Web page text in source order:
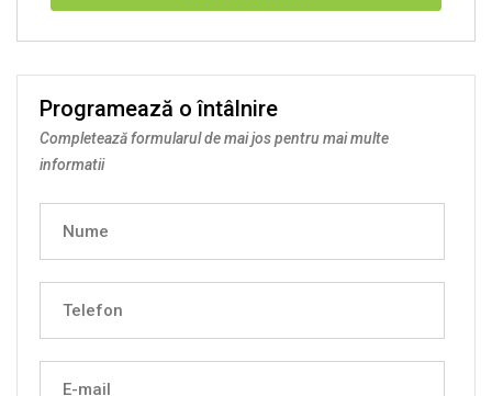
Programează o întâlnire
Completează formularul de mai jos pentru mai multe
informatii